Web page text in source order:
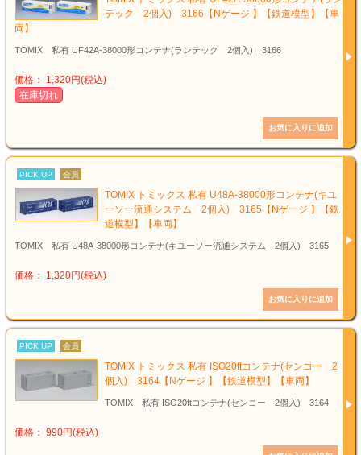
テック 2個入) 3166【Nゲージ 】【鉄道模型】【車
両】
TOMIX 私有 UF42A-38000形コンテナ(ランテック 2個入) 3166
価格： 1,320円(税込)
在庫切れ
PICK UP 会員
TOMIX トミックス 私有 U48A-38000形コンテナ(キユ
ーソー流通システム 2個入) 3165【Nゲージ 】【鉄
道模型】【車両】
TOMIX 私有 U48A-38000形コンテナ(キユーソー流通システム 2個入) 3165
価格： 1,320円(税込)
PICK UP 会員
TOMIX トミックス 私有 ISO20ftコンテナ(センコー 2
個入) 3164【Nゲージ 】【鉄道模型】【車両】
TOMIX 私有 ISO20ftコンテナ(センコー 2個入) 3164
価格： 990円(税込)